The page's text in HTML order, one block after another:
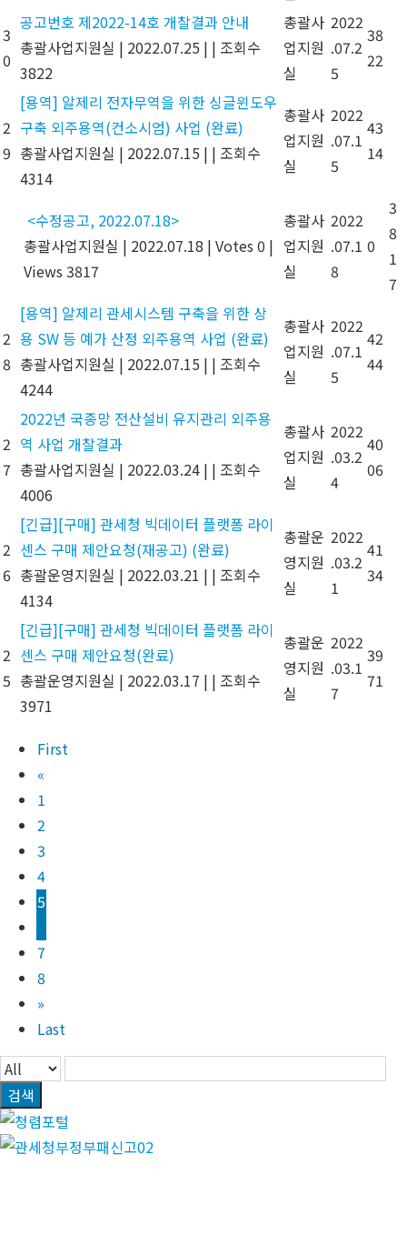
3
0
공고번호 제2022-14호 개찰결과 안내
총괄사업지원실 | 2022.07.25 | | 조회수
3822
총괄사
업지원
실
2022
.07.2
5
38
22
2
9
[용역] 알제리 전자무역을 위한 싱글윈도우
구축 외주용역(컨소시엄) 사업 (완료)
총괄사업지원실 | 2022.07.15 | | 조회수
4314
총괄사
업지원
실
2022
.07.1
5
43
14
<수정공고, 2022.07.18>
총괄사업지원실 | 2022.07.18 | Votes 0 |
Views 3817
총괄사
업지원
실
2022
.07.1
8
0
3
8
1
7
2
8
[용역] 알제리 관세시스템 구축을 위한 상
용 SW 등 예가 산정 외주용역 사업 (완료)
총괄사업지원실 | 2022.07.15 | | 조회수
4244
총괄사
업지원
실
2022
.07.1
5
42
44
2
7
2022년 국종망 전산설비 유지관리 외주용
역 사업 개찰결과
총괄사업지원실 | 2022.03.24 | | 조회수
4006
총괄사
업지원
실
2022
.03.2
4
40
06
2
6
[긴급][구매] 관세청 빅데이터 플랫폼 라이
센스 구매 제안요청(재공고) (완료)
총괄운영지원실 | 2022.03.21 | | 조회수
4134
총괄운
영지원
실
2022
.03.2
1
41
34
2
5
[긴급][구매] 관세청 빅데이터 플랫폼 라이
센스 구매 제안요청(완료)
총괄운영지원실 | 2022.03.17 | | 조회수
3971
총괄운
영지원
실
2022
.03.1
7
39
71
First
«
1
2
3
4
5
7
8
»
Last
검색